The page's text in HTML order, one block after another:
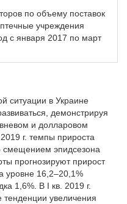
по объему поставок
учреждения
с января 2017 по март
ситуации в Украине
демонстрируя
и долларовом
г. темпы прироста
смещением эпидсезона
прогнозируют прирост
уровне 16,2–20,1%
1,6%. В I кв. 2019 г.
увеличения